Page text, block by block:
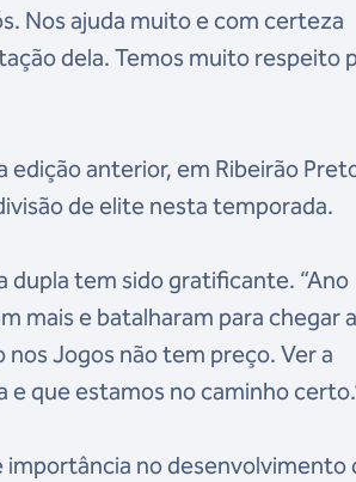
Nos ajuda muito e com certeza
dela. Temos muito respeito
edição anterior, em Ribeirão
de elite nesta temporada.
dupla tem sido gratificante. “Ano
mais e batalharam para chegar
Jogos não tem preço. Ver a
que estamos no caminho
no desenvolvimento